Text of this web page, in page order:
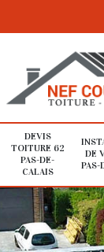
DEVIS
TOITURE 62
PAS-DE-
CALAIS
DE
PAS-